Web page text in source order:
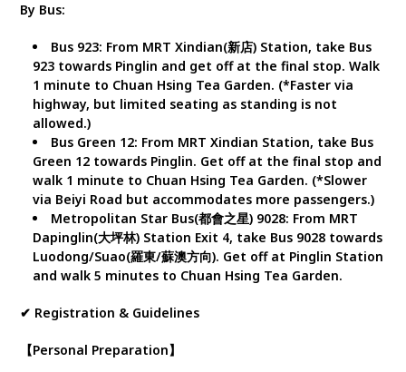
By Bus:
Bus 923: From MRT Xindian(新店) Station, take Bus
923 towards Pinglin and get off at the final stop. Walk
1 minute to Chuan Hsing Tea Garden. (*Faster via
highway, but limited seating as standing is not
allowed.)
Bus Green 12: From MRT Xindian Station, take Bus
Green 12 towards Pinglin. Get off at the final stop and
walk 1 minute to Chuan Hsing Tea Garden. (*Slower
via Beiyi Road but accommodates more passengers.)
Metropolitan Star Bus(都會之星) 9028: From MRT
Dapinglin(大坪林) Station Exit 4, take Bus 9028 towards
Luodong/Suao(羅東/蘇澳方向). Get off at Pinglin Station
and walk 5 minutes to Chuan Hsing Tea Garden.
✔ Registration & Guidelines
【Personal Preparation】